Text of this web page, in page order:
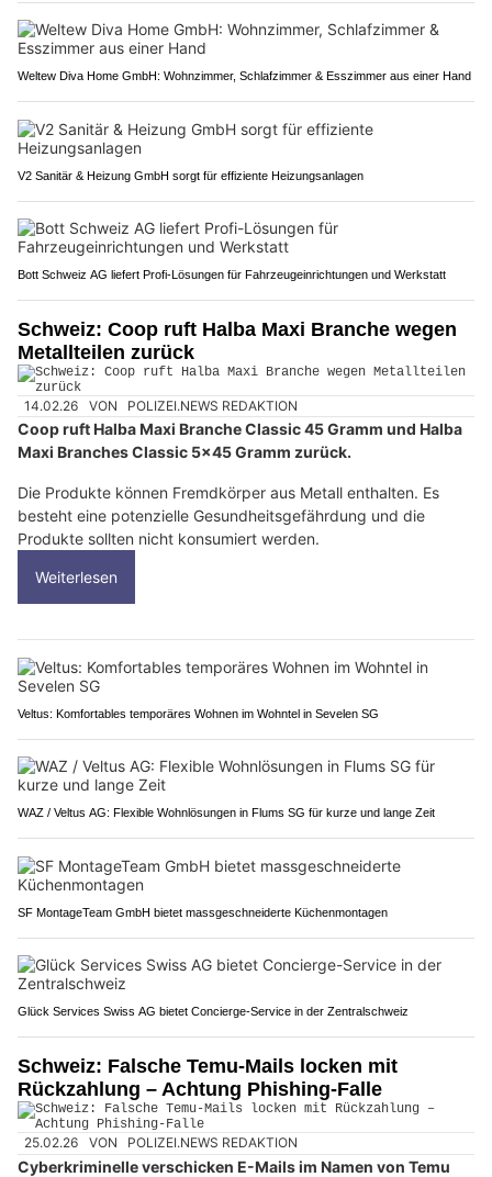
Weltew Diva Home GmbH: Wohnzimmer, Schlafzimmer & Esszimmer aus einer Hand
V2 Sanitär & Heizung GmbH sorgt für effiziente Heizungsanlagen
Bott Schweiz AG liefert Profi-Lösungen für Fahrzeugeinrichtungen und Werkstatt
Schweiz: Coop ruft Halba Maxi Branche wegen
Metallteilen zurück
14.02.26 VON POLIZEI.NEWS REDAKTION
Coop ruft Halba Maxi Branche Classic 45 Gramm und Halba
Maxi Branches Classic 5x45 Gramm zurück.
Die Produkte können Fremdkörper aus Metall enthalten. Es
besteht eine potenzielle Gesundheitsgefährdung und die
Produkte sollten nicht konsumiert werden.
Weiterlesen
Veltus: Komfortables temporäres Wohnen im Wohntel in Sevelen SG
WAZ / Veltus AG: Flexible Wohnlösungen in Flums SG für kurze und lange Zeit
SF MontageTeam GmbH bietet massgeschneiderte Küchenmontagen
Glück Services Swiss AG bietet Concierge-Service in der Zentralschweiz
Schweiz: Falsche Temu-Mails locken mit
Rückzahlung – Achtung Phishing-Falle
25.02.26 VON POLIZEI.NEWS REDAKTION
Cyberkriminelle verschicken E-Mails im Namen von Temu